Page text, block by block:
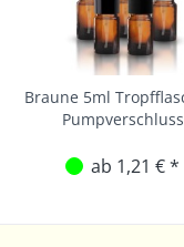
Braune 5ml
Pumpverschluss
ab 1,21 € *